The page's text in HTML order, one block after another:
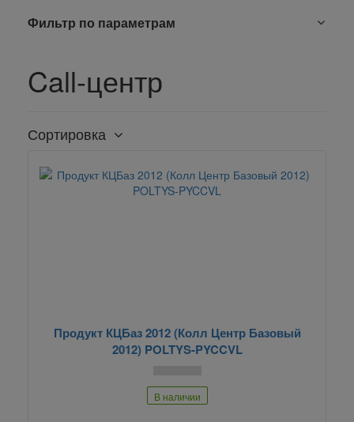
Фильтр по параметрам
Call-центр
Сортировка
Продукт КЦБаз 2012 (Колл Центр Базовый
2012) POLTYS-PYCCVL
В наличии